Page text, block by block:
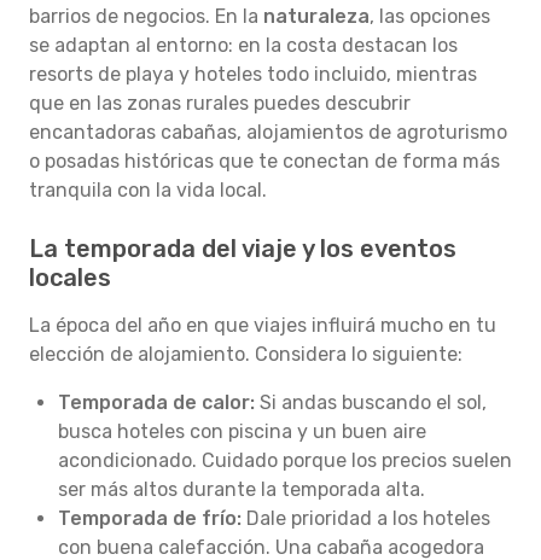
barrios de negocios. En la naturaleza, las opciones
se adaptan al entorno: en la costa destacan los
resorts de playa y hoteles todo incluido, mientras
que en las zonas rurales puedes descubrir
encantadoras cabañas, alojamientos de agroturismo
o posadas históricas que te conectan de forma más
tranquila con la vida local.
La temporada del viaje y los eventos
locales
La época del año en que viajes influirá mucho en tu
elección de alojamiento. Considera lo siguiente:
Temporada de calor: Si andas buscando el sol,
busca hoteles con piscina y un buen aire
acondicionado. Cuidado porque los precios suelen
ser más altos durante la temporada alta.
Temporada de frío: Dale prioridad a los hoteles
con buena calefacción. Una cabaña acogedora